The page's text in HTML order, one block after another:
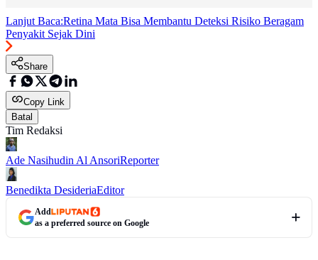
Lanjut Baca:Retina Mata Bisa Membantu Deteksi Risiko Beragam
Penyakit Sejak Dini
Share
Copy Link
Batal
Tim Redaksi
Ade Nasihudin Al AnsoriReporter
Benedikta DesideriaEditor
Add
as a preferred source on Google